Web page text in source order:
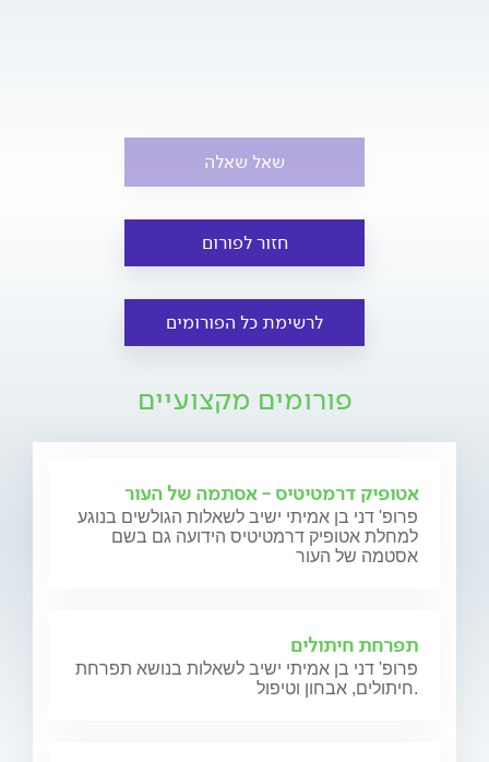
שאל שאלה
חזור לפורום
לרשימת כל הפורומים
פורומים מקצועיים
אטופיק דרמטיטיס - אסתמה של העור
פרופ' דני בן אמיתי ישיב לשאלות הגולשים בנוגע
למחלת אטופיק דרמטיטיס הידועה גם בשם
אסטמה של העור
תפרחת חיתולים
פרופ' דני בן אמיתי ישיב לשאלות בנושא תפרחת
חיתולים, אבחון וטיפול.